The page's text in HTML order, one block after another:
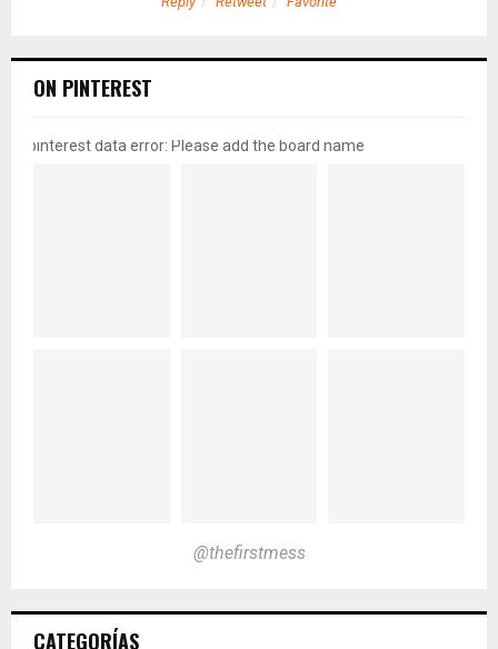
ON PINTEREST
pinterest data error: Please add the board name
@thefirstmess
CATEGORÍAS